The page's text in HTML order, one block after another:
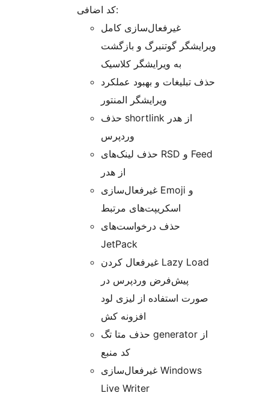
کد اضافی:
غیرفعال‌سازی کامل
ویرایشگر گوتنبرگ و بازگشت
به ویرایشگر کلاسیک
حذف تبلیغات و بهبود عملکرد
ویرایشگر المنتور
حذف shortlink از هدر
وردپرس
حذف لینک‌های RSD و Feed
از هدر
غیرفعال‌سازی Emoji و
اسکریپت‌های مرتبط
حذف درخواست‌های
JetPack
غیرفعال کردن Lazy Load
پیش‌فرض وردپرس در
صورت استفاده از لیزی لود
افزونه کش
حذف متا تگ generator از
کد منبع
غیرفعال‌سازی Windows
Live Writer